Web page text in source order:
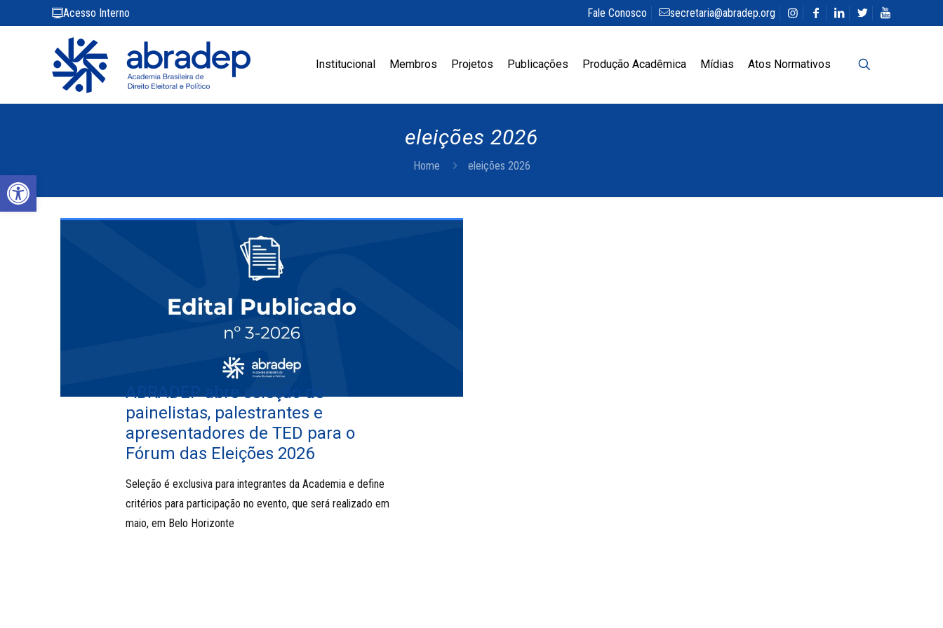
Abrir a barra de ferramentas
Acesso Interno Fale Conosco secretaria@abradep.org
Institucional Membros Projetos Publicações Produção Acadêmica Mídias Atos Normativos
eleições 2026
Home eleições 2026
ABRADEP abre seleção de
painelistas, palestrantes e
apresentadores de TED para o
Fórum das Eleições 2026
Seleção é exclusiva para integrantes da Academia e define
critérios para participação no evento, que será realizado em
maio, em Belo Horizonte